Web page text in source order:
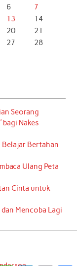
6
7
13
14
20
21
27
28
Seorang
bagi Nakes
Bertahan
Ulang Peta
Cinta untuk
Mencoba Lagi